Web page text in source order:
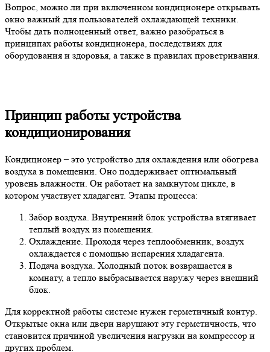
Вопрос, можно ли при включенном кондиционере открывать
окно важный для пользователей охлаждающей техники.
Чтобы дать полноценный ответ, важно разобраться в
принципах работы кондиционера, последствиях для
оборудования и здоровья, а также в правилах проветривания.
Принцип работы устройства
кондиционирования
Кондиционер – это устройство для охлаждения или обогрева
воздуха в помещении. Оно поддерживает оптимальный
уровень влажности. Он работает на замкнутом цикле, в
котором участвует хладагент. Этапы процесса:
Забор воздуха. Внутренний блок устройства втягивает
теплый воздух из помещения.
Охлаждение. Проходя через теплообменник, воздух
охлаждается с помощью испарения хладагента.
Подача воздуха. Холодный поток возвращается в
комнату, а тепло выбрасывается наружу через внешний
блок.
Для корректной работы системе нужен герметичный контур.
Открытые окна или двери нарушают эту герметичность, что
становится причиной увеличения нагрузки на компрессор и
других проблем.